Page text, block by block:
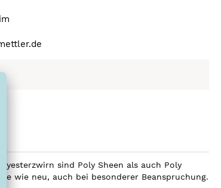
sind Poly Sheen als auch Poly
wie neu, auch bei besonderer Beanspruchung.